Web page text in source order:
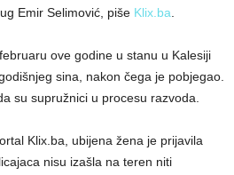
Emir Selimović, piše Klix.ba
ove godine u stanu u Kalesiji
sina, nakon čega je pobjegao.
su supružnici u procesu razvoda.
Klix.ba, ubijena žena je prijavila
nisu izašla na teren niti